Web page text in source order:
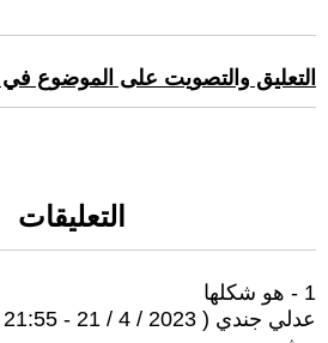
التعليق والتصويت على الموضوع في
التعليقات
1 - هو شكلها
عدلي جندي ( 2023 / 4 / 21 - 21:55 )